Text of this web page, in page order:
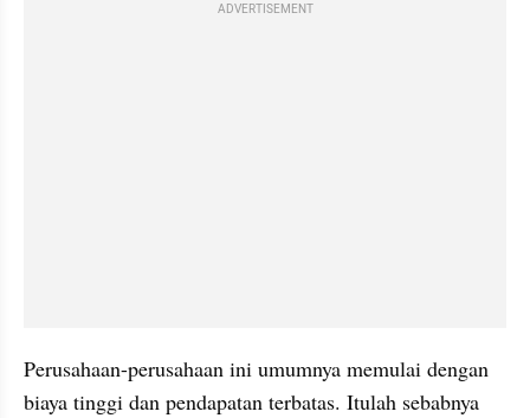
ADVERTISEMENT
Perusahaan-perusahaan ini umumnya memulai dengan
biaya tinggi dan pendapatan terbatas. Itulah sebabnya